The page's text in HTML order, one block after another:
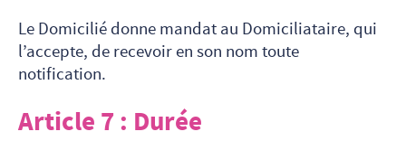
Le Domicilié donne mandat au Domiciliataire, qui
l’accepte, de recevoir en son nom toute
notification.
Article 7 : Durée